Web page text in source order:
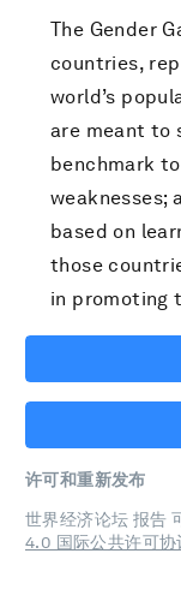
The Gender
countries,
world’s
are meant to
benchmark
weaknesses;
based on
those
in promoting
许可和重新发布
世界经济论坛 报告
4.0 国际公共许可协